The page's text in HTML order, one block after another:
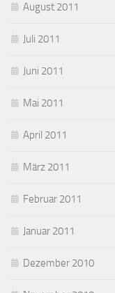
August 2011
Juli 2011
Juni 2011
Mai 2011
April 2011
März 2011
Februar 2011
Januar 2011
Dezember 2010